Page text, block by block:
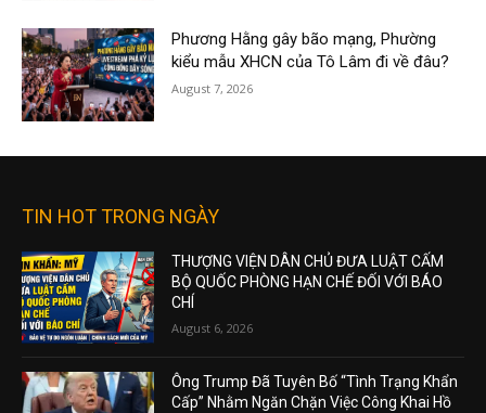
Phương Hằng gây bão mạng, Phường
kiểu mẫu XHCN của Tô Lâm đi về đâu?
August 7, 2026
TIN HOT TRONG NGÀY
THƯỢNG VIỆN DÂN CHỦ ĐƯA LUẬT CẤM
BỘ QUỐC PHÒNG HẠN CHẾ ĐỐI VỚI BÁO
CHÍ
August 6, 2026
Ông Trump Đã Tuyên Bố “Tình Trạng Khẩn
Cấp” Nhằm Ngăn Chặn Việc Công Khai Hồ